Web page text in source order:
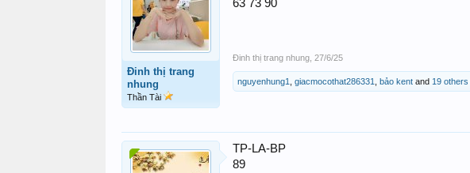
Đinh thị trang
nhung
Thần Tài
63 73 90
Đinh thị trang nhung 27/6/25
nguyenhung1 giacmocothat286331 bảo kent and 19 others
TP-LA-BP
89